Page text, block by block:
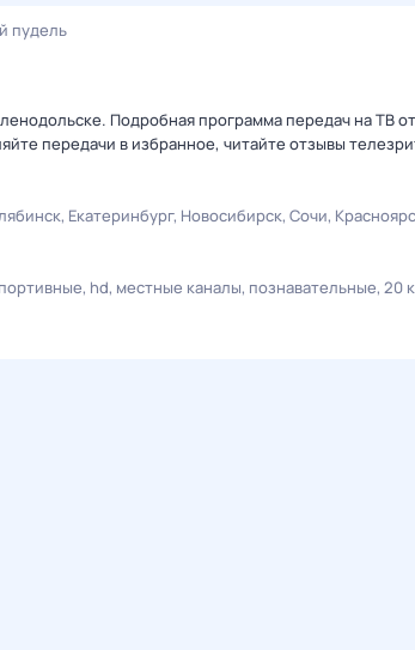
пудель
Подробная программа передач на ТВ
передачи в избранное, читайте отзывы
Екатеринбург Новосибирск Сочи
hd местные каналы познавательные 20